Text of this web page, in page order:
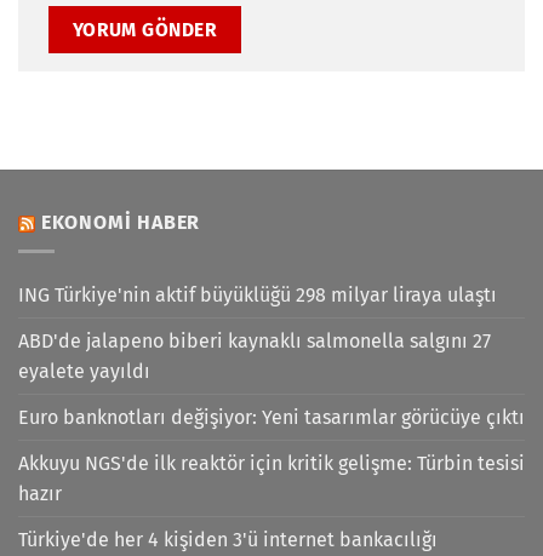
EKONOMI HABER
ING Türkiye'nin aktif büyüklüğü 298 milyar liraya ulaştı
ABD'de jalapeno biberi kaynaklı salmonella salgını 27
eyalete yayıldı
Euro banknotları değişiyor: Yeni tasarımlar görücüye çıktı
Akkuyu NGS'de ilk reaktör için kritik gelişme: Türbin tesisi
hazır
Türkiye'de her 4 kişiden 3'ü internet bankacılığı